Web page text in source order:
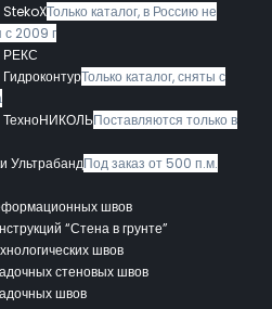
Только каталог, в Россию не
с 2009 г
РЕКС
Только каталог, сняты с
ТехноНИКОЛЬПоставляются только в
УльтрабандПод заказ от 500 п.м.
швов
“Стена в грунте”
швов
стеновых швов
швов